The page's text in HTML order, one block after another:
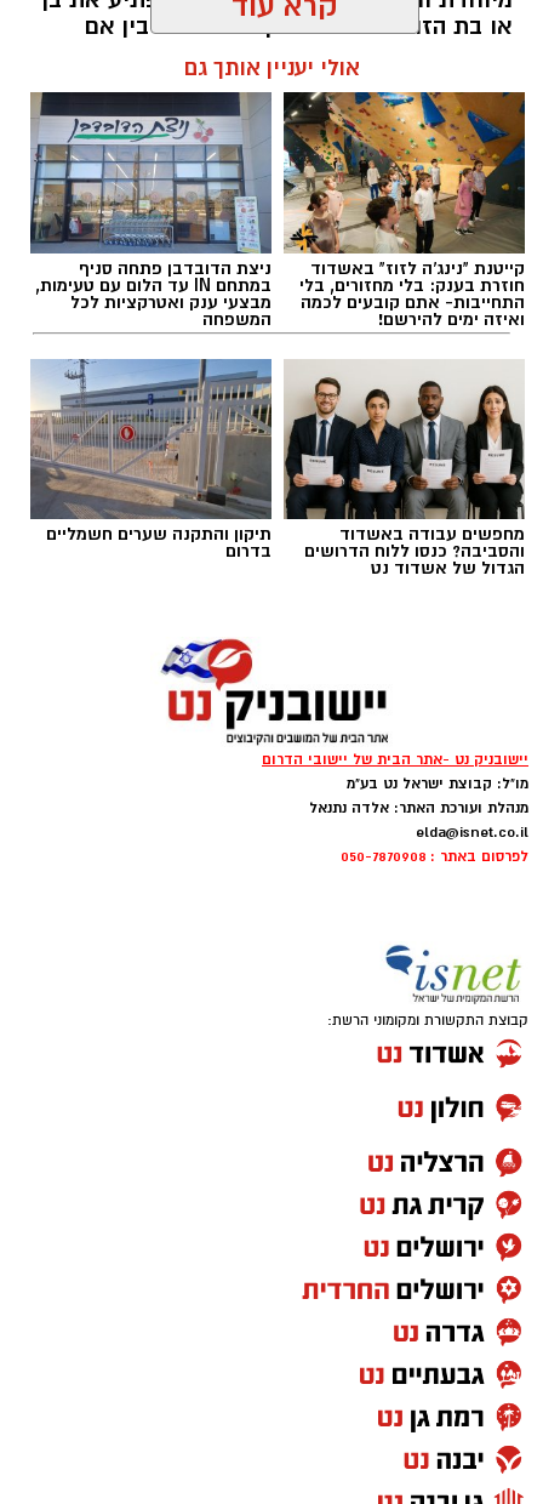
או בת הזוג במחווה מתוקה ומיוחדת. בין אם
מדובר בארוחת בוקר מפנקת, קינוח לארוחה
רומנטית או פינוק זוגי בסוף היום, הוופל הבלגי
בטעם שוקולד וחלוה יהפוך כל רגע לחגיגה של
אהבה. ט"ו באב שמח!
להאזנה לתוכן:
אלדה נתנאל / 09:09 26.07.26
תגים:ופל בלגי במילוי שוקולד וחלוה
ופל בלגי במילוי שוקולד וחלוה צילום הדס ניצן
מצרכים (לכ-4 ופלים גדולים
1 ו-1/2 כוסות קמח
2 ביצים
1 כף סוכר
אולי יעניין אותך גם
קייטנת "נינג'ה לזוז" באשדוד
חוזרת בענק: בלי מחזורים, בלי
התחייבות- אתם קובעים לכמה
ואיזה ימים להירשם!
ניצת הדובדבן פתחה סניף
במתחם IN עד הלום עם טעימות,
מבצעי ענק ואטרקציות לכל
המשפחה
מחפשים עבודה באשדוד
והסביבה? כנסו ללוח הדרושים
הגדול של אשדוד נט
תיקון והתקנה שערים חשמליים
בדרום
יישובניק נט -אתר הבית של יישובי הדרום
מו"ל: קבוצת ישראל נט בע"מ
מנהלת ועורכת האתר: אלדה נתנאל
elda@isnet.co.il
לפרסום באתר : 050-7870908
קבוצת התקשורת ומקומוני הרשת: